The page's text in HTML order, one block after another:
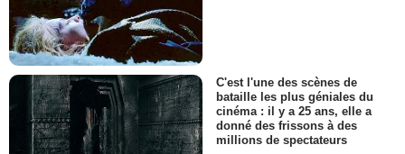
C'est l'une des scènes de
bataille les plus géniales du
cinéma : il y a 25 ans, elle a
donné des frissons à des
millions de spectateurs